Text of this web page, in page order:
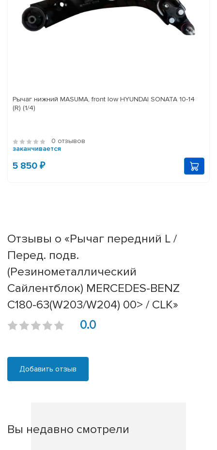
Рычаг нижний MASUMA, front low HYUNDAI SONATA 10-14
(R) (1/4)
0 отзывов
заканчивается
5 850 ₽
Отзывы о «Рычаг передний L /
Перед. подв.
(Резинометаллический
Сайлентблок) MERCEDES-BENZ
C180-63(W203/W204) 00> / CLK»
0.0
Добавить отзыв
Вы недавно смотрели